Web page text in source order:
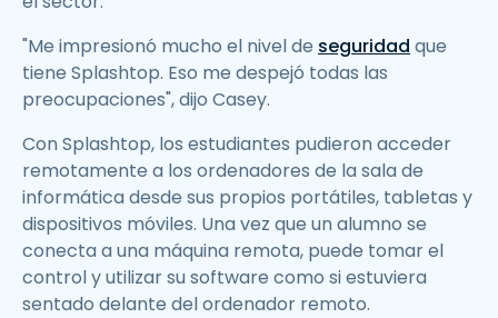
"Me impresionó mucho el nivel de seguridad que
tiene Splashtop. Eso me despejó todas las
preocupaciones", dijo Casey.
Con Splashtop, los estudiantes pudieron acceder
remotamente a los ordenadores de la sala de
informática desde sus propios portátiles, tabletas y
dispositivos móviles. Una vez que un alumno se
conecta a una máquina remota, puede tomar el
control y utilizar su software como si estuviera
sentado delante del ordenador remoto.